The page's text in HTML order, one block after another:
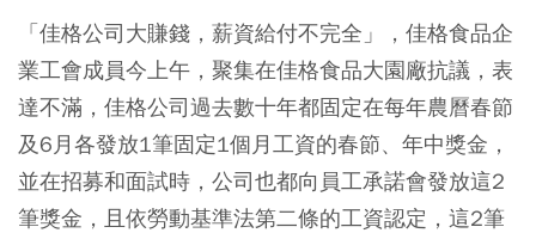
「佳格公司大賺錢，薪資給付不完全」，佳格食品企
業工會成員今上午，聚集在佳格食品大園廠抗議，表
達不滿，佳格公司過去數十年都固定在每年農曆春節
及6月各發放1筆固定1個月工資的春節、年中獎金，
並在招募和面試時，公司也都向員工承諾會發放這2
筆獎金，且依勞動基準法第二條的工資認定，這2筆